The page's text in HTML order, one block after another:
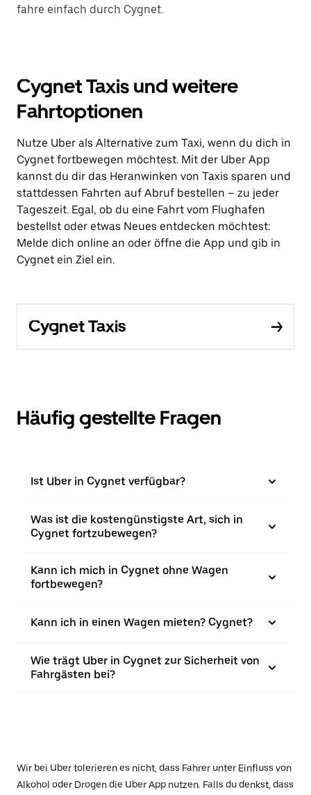
fahre einfach durch Cygnet.
Cygnet Taxis und weitere
Fahrtoptionen
Nutze Uber als Alternative zum Taxi, wenn du dich in
Cygnet fortbewegen möchtest. Mit der Uber App
kannst du dir das Heranwinken von Taxis sparen und
stattdessen Fahrten auf Abruf bestellen – zu jeder
Tageszeit. Egal, ob du eine Fahrt vom Flughafen
bestellst oder etwas Neues entdecken möchtest:
Melde dich online an oder öffne die App und gib in
Cygnet ein Ziel ein.
Cygnet Taxis
Häufig gestellte Fragen
Ist Uber in Cygnet verfügbar?
Was ist die kostengünstigste Art, sich in
Cygnet fortzubewegen?
Kann ich mich in Cygnet ohne Wagen
fortbewegen?
Kann ich in einen Wagen mieten? Cygnet?
Wie trägt Uber in Cygnet zur Sicherheit von
Fahrgästen bei?
Wir bei Uber tolerieren es nicht, dass Fahrer unter Einfluss von
Alkohol oder Drogen die Uber App nutzen. Falls du denkst, dass